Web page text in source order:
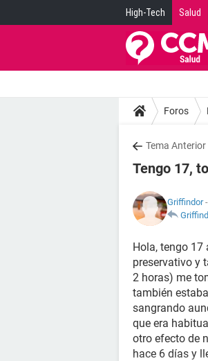
High-Tech Salud
Foros
Tema Anterior
Tengo 17,
Griffindor-
Hola, tengo 17
preservativo y
2 horas) me
también
sangrando
que era
otro efecto de
hace 6 días y